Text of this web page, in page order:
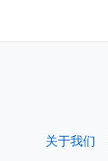
关于我们